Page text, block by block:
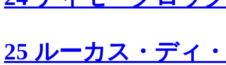
25 ルーカス・ディ